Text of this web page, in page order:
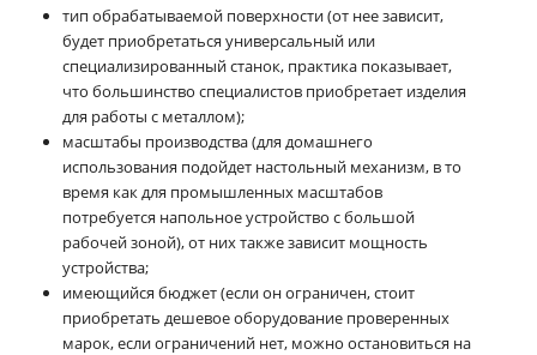
тип обрабатываемой поверхности (от нее зависит,
будет приобретаться универсальный или
специализированный станок, практика показывает,
что большинство специалистов приобретает изделия
для работы с металлом);
масштабы производства (для домашнего
использования подойдет настольный механизм, в то
время как для промышленных масштабов
потребуется напольное устройство с большой
рабочей зоной), от них также зависит мощность
устройства;
имеющийся бюджет (если он ограничен, стоит
приобретать дешевое оборудование проверенных
марок, если ограничений нет, можно остановиться на